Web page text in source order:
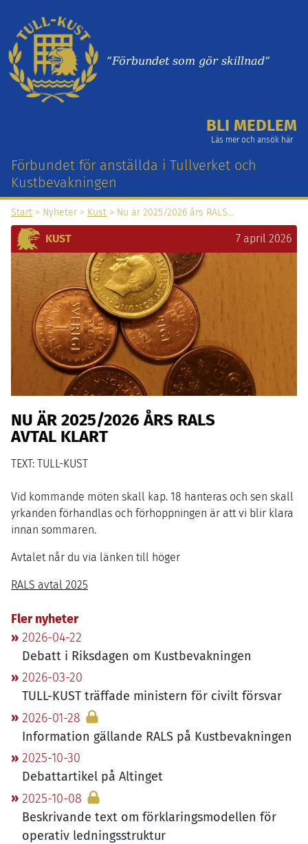
”Förbundet som gör skillnad”
BLI MEDLEM
Läs mer och ansök här
Förbundet för anställda i Tullverket och
Kustbevakningen
Start > Nyheter > Kust > Nu är 2025/2026 års RALS…
KUST 7 april 2026
NU ÄR 2025/2026 ÅRS RALS
AVTAL KLART
TEXT: TULL-KUST
Vid kommande möten skall kap. 18 hanteras och sen skall
yrkanden förhandlas och förhoppningen är att vi blir klara
innan sommaren.
Avtalet når du via länken till höger
RALS avtal 2025
Fler nyheter
2026-04-22
Debatt i Riksdagen om Kustbevakningen
2026-03-20
TULL-KUST träffade ministern för civilt försvar
2026-01-28
Information gällande RALS på Kustbevakningen
2025-10-30
Debattartikel på Altinget
2025-10-08
Beskrivande text om förklaringsmodellen för
operativ ledningsstruktur